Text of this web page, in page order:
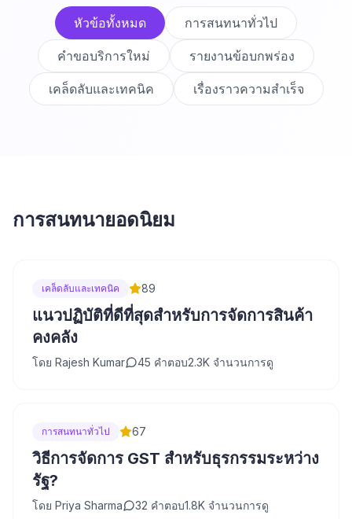
หัวข้อทั้งหมด การสนทนาทั่วไป
คำขอบริการใหม่ รายงานข้อบกพร่อง
เคล็ดลับและเทคนิค เรื่องราวความสำเร็จ
การสนทนายอดนิยม
เคล็ดลับและเทคนิค 89
แนวปฏิบัติที่ดีที่สุดสำหรับการจัดการสินค้า
คงคลัง
โดย Rajesh Kumar 45 คำตอบ2.3K จำนวนการดู
การสนทนาทั่วไป 67
วิธีการจัดการ GST สำหรับธุรกรรมระหว่าง
รัฐ?
โดย Priya Sharma 32 คำตอบ1.8K จำนวนการดู